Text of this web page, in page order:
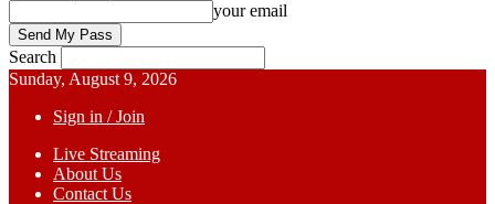
your email
Search
Sunday, August 9, 2026
Sign in / Join
Live Streaming
About Us
Contact Us